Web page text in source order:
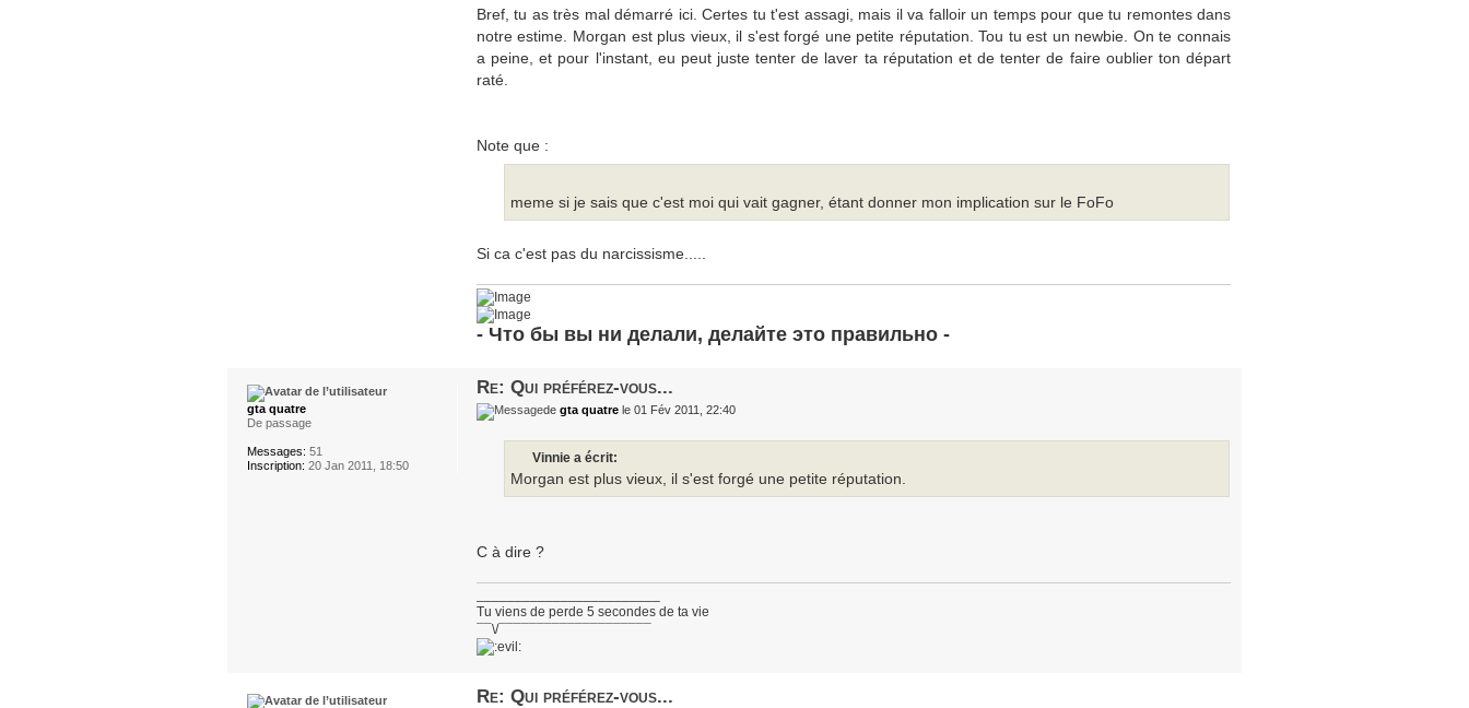
Bref, tu as très mal démarré ici. Certes tu t'est assagi, mais il va falloir un temps pour que tu remontes dans
notre estime. Morgan est plus vieux, il s'est forgé une petite réputation. Tou tu est un newbie. On te connais
a peine, et pour l'instant, eu peut juste tenter de laver ta réputation et de tenter de faire oublier ton départ
raté.
Note que :
meme si je sais que c'est moi qui vait gagner, étant donner mon implication sur le FoFo
Si ca c'est pas du narcissisme.....
- Что бы вы ни делали, делайте это правильно -
Re: Qui préférez-vous...
de gta quatrele 01 Fév 2011, 22:40
Vinnie a écrit:
Morgan est plus vieux, il s'est forgé une petite réputation.
C à dire ?
Tu viens de perde 5 secondes de ta vie
¯¯\/¯¯¯¯¯¯¯¯¯¯¯¯¯¯¯¯¯¯¯¯
gta quatre
De passage
Messages: 51
Inscription: 20 Jan 2011, 18:50
Re: Qui préférez-vous...